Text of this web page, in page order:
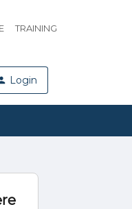
TRAINING
Login